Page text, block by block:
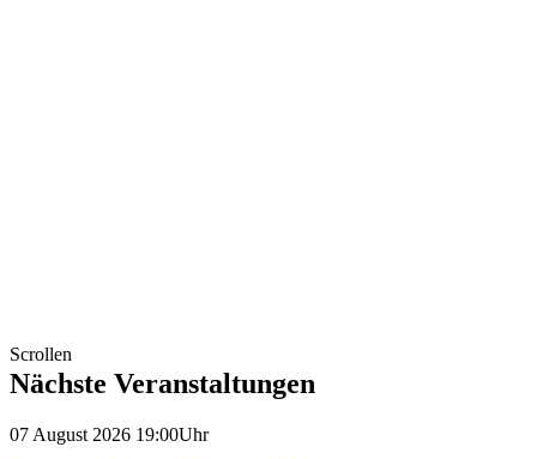
Scrollen
Nächste Veranstaltungen
07 August 2026 19:00Uhr